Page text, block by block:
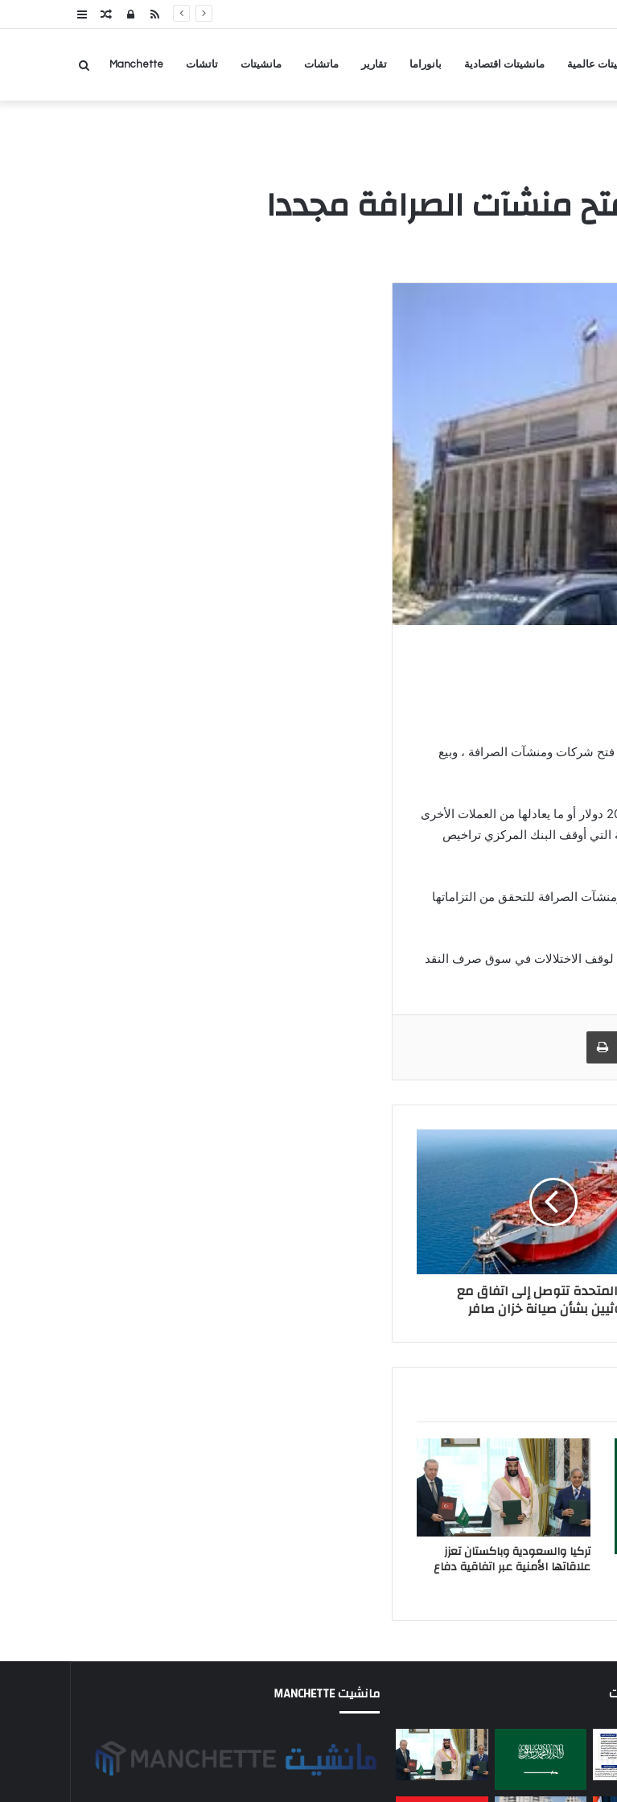
عمودمقالتسجيلRSS
عالمية مانشيتات اقتصادية بانوراما تقارير ماتشات مانشيتات تاتشات Manchette بحث
منشآت الصرافة مجددا
فتح شركات ومنشآت الصرافة ، وبيع
وأعلن البنك المركزي بالسماح ببيع وشراء العملات الأجنبية وبحد أقصى 2000 دولار أو ما يعادلها من العملات الأخرى
التي أوقف البنك المركزي تراخيص
الصرافة للتحقق من التزاماتها
لوقف الاختلالات في سوق صرف النقد
عبر البريد طباعة
تتوصل إلى اتفاق مع
بشأن صيانة خزان صافر
تركيا والسعودية وباكستان تعزز
علاقاتها الأمنية عبر اتفاقية دفاع
مانشيت MANCHETTE